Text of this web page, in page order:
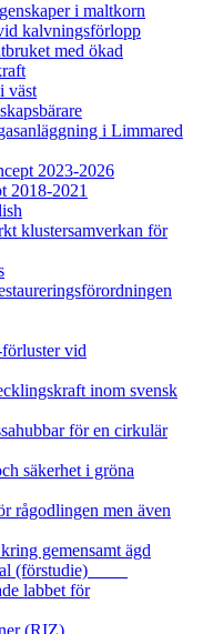
i maltkorn
kalvningsförlopp
med ökad
väst
i Limmared
2023-2026
2018-2021
klustersamverkan för
vid
inom svensk
för en cirkulär
säkerhet i gröna
rågodlingen men även
gemensamt ägd
(förstudie)
labbet för
(RIZ)